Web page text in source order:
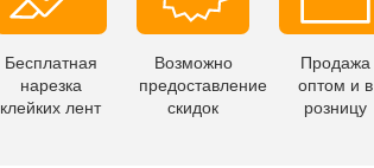
Бесплатная
нарезка
клейких лент
Возможно
предоставление
скидок
Продажа
оптом и в
розницу